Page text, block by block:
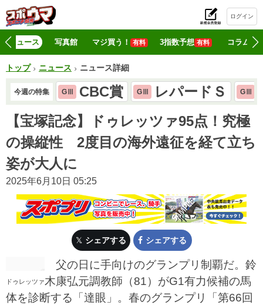
ログイン
ニュース 写真館 マジ買う！ 有料 3指数予想 有料 コラム
トップ ニュース ニュース詳細
今週の特集 GⅢ CBC賞 GⅢ レパードＳ GⅢ
【宝塚記念】ドゥレッツァ95点！究極
の操縦性 2度目の海外遠征を経て立ち
姿が大人に
2025年6月10日 05:25
シェアする シェアする
ドゥレッツァ
父の日に手向けのグランプリ制覇だ。鈴
木康弘元調教師（81）がG1有力候補の馬
体を診断する「達眼」。春のグランプリ「第66回